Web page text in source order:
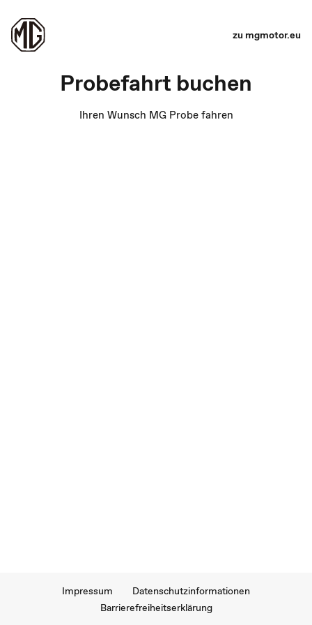
zu mgmotor.eu
Probefahrt buchen
Ihren Wunsch MG Probe fahren
Impressum
Datenschutzinformationen
Barrierefreiheitserklärung